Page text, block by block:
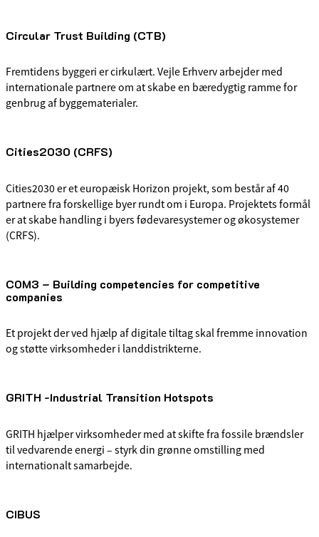
Circular Trust Building (CTB)
Fremtidens byggeri er cirkulært. Vejle Erhverv arbejder med
internationale partnere om at skabe en bæredygtig ramme for
genbrug af byggematerialer.
Cities2030 (CRFS)
Cities2030 er et europæisk Horizon projekt, som består af 40
partnere fra forskellige byer rundt om i Europa. Projektets formål
er at skabe handling i byers fødevaresystemer og økosystemer
(CRFS).
COM3 – Building competencies for competitive
companies
Et projekt der ved hjælp af digitale tiltag skal fremme innovation
og støtte virksomheder i landdistrikterne.
GRITH -Industrial Transition Hotspots
GRITH hjælper virksomheder med at skifte fra fossile brændsler
til vedvarende energi – styrk din grønne omstilling med
internationalt samarbejde.
CIBUS